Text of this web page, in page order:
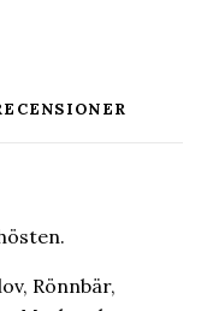
Rönnbär,